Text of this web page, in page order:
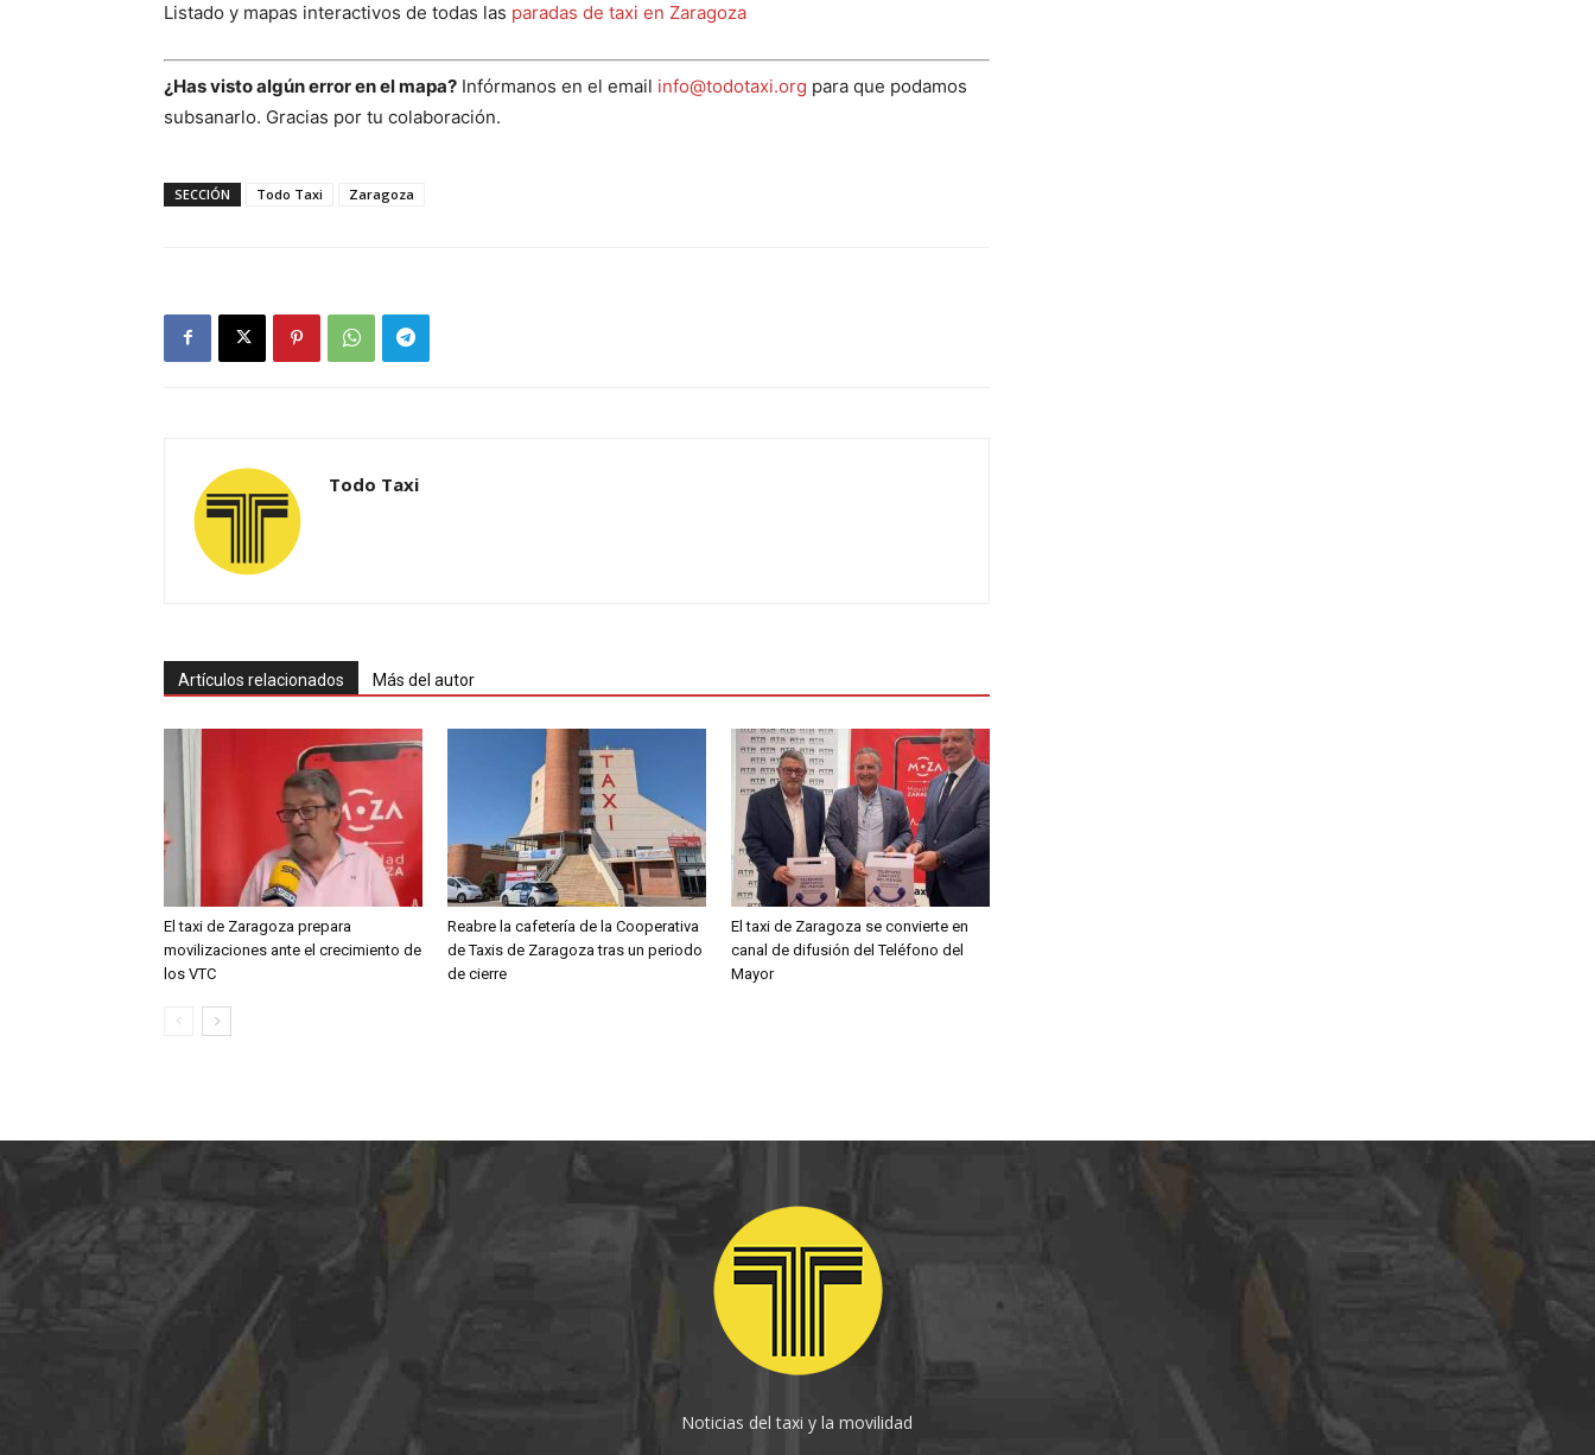
Listado y mapas interactivos de todas las paradas de taxi en Zaragoza
¿Has visto algún error en el mapa? Infórmanos en el email info@todotaxi.org para que podamos
subsanarlo. Gracias por tu colaboración.
SECCIÓN Todo Taxi Zaragoza
Todo Taxi
Artículos relacionados Más del autor
El taxi de Zaragoza prepara
movilizaciones ante el crecimiento de
los VTC
Reabre la cafetería de la Cooperativa
de Taxis de Zaragoza tras un periodo
de cierre
El taxi de Zaragoza se convierte en
canal de difusión del Teléfono del
Mayor
Noticias del taxi y la movilidad